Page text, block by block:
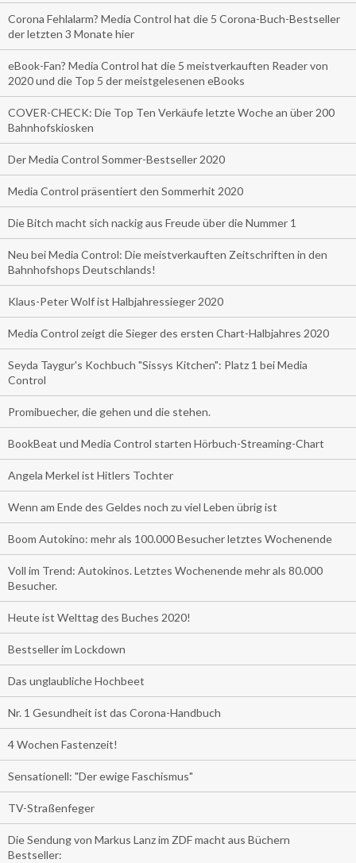
Corona Fehlalarm? Media Control hat die 5 Corona-Buch-Bestseller
der letzten 3 Monate hier
eBook-Fan? Media Control hat die 5 meistverkauften Reader von
2020 und die Top 5 der meistgelesenen eBooks
COVER-CHECK: Die Top Ten Verkäufe letzte Woche an über 200
Bahnhofskiosken
Der Media Control Sommer-Bestseller 2020
Media Control präsentiert den Sommerhit 2020
Die Bitch macht sich nackig aus Freude über die Nummer 1
Neu bei Media Control: Die meistverkauften Zeitschriften in den
Bahnhofshops Deutschlands!
Klaus-Peter Wolf ist Halbjahressieger 2020
Media Control zeigt die Sieger des ersten Chart-Halbjahres 2020
Seyda Taygur's Kochbuch "Sissys Kitchen": Platz 1 bei Media
Control
Promibuecher, die gehen und die stehen.
BookBeat und Media Control starten Hörbuch-Streaming-Chart
Angela Merkel ist Hitlers Tochter
Wenn am Ende des Geldes noch zu viel Leben übrig ist
Boom Autokino: mehr als 100.000 Besucher letztes Wochenende
Voll im Trend: Autokinos. Letztes Wochenende mehr als 80.000
Besucher.
Heute ist Welttag des Buches 2020!
Bestseller im Lockdown
Das unglaubliche Hochbeet
Nr. 1 Gesundheit ist das Corona-Handbuch
4 Wochen Fastenzeit!
Sensationell: "Der ewige Faschismus"
TV-Straßenfeger
Die Sendung von Markus Lanz im ZDF macht aus Büchern
Bestseller: